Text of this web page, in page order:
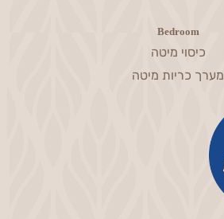
Bedroom
כיסוי מיטה
מערך כריות מיטה